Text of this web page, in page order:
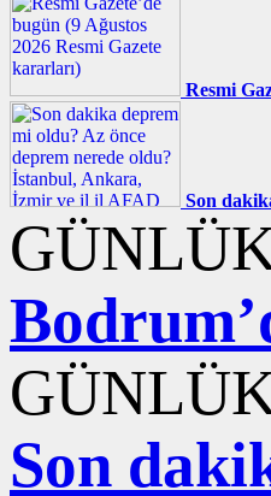
Resmi
Son
Son